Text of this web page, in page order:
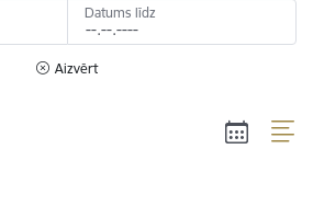
Datums līdz
Aizvērt